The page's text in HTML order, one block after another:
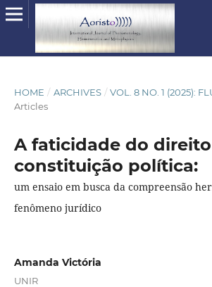
HOME / ARCHIVES / VOL. 8 NO. 1 (2025):
Articles
A faticidade do
constituição política:
um ensaio em busca da compreensão
fenômeno jurídico
Amanda Victória
UNIR